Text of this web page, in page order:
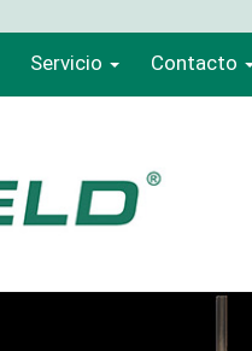
Servicio Contacto